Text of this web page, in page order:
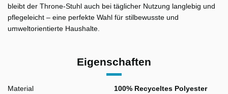
bleibt der Throne-Stuhl auch bei täglicher Nutzung langlebig und
pflegeleicht – eine perfekte Wahl für stilbewusste und
umweltorientierte Haushalte.
Eigenschaften
Material
100% Recyceltes Polyester